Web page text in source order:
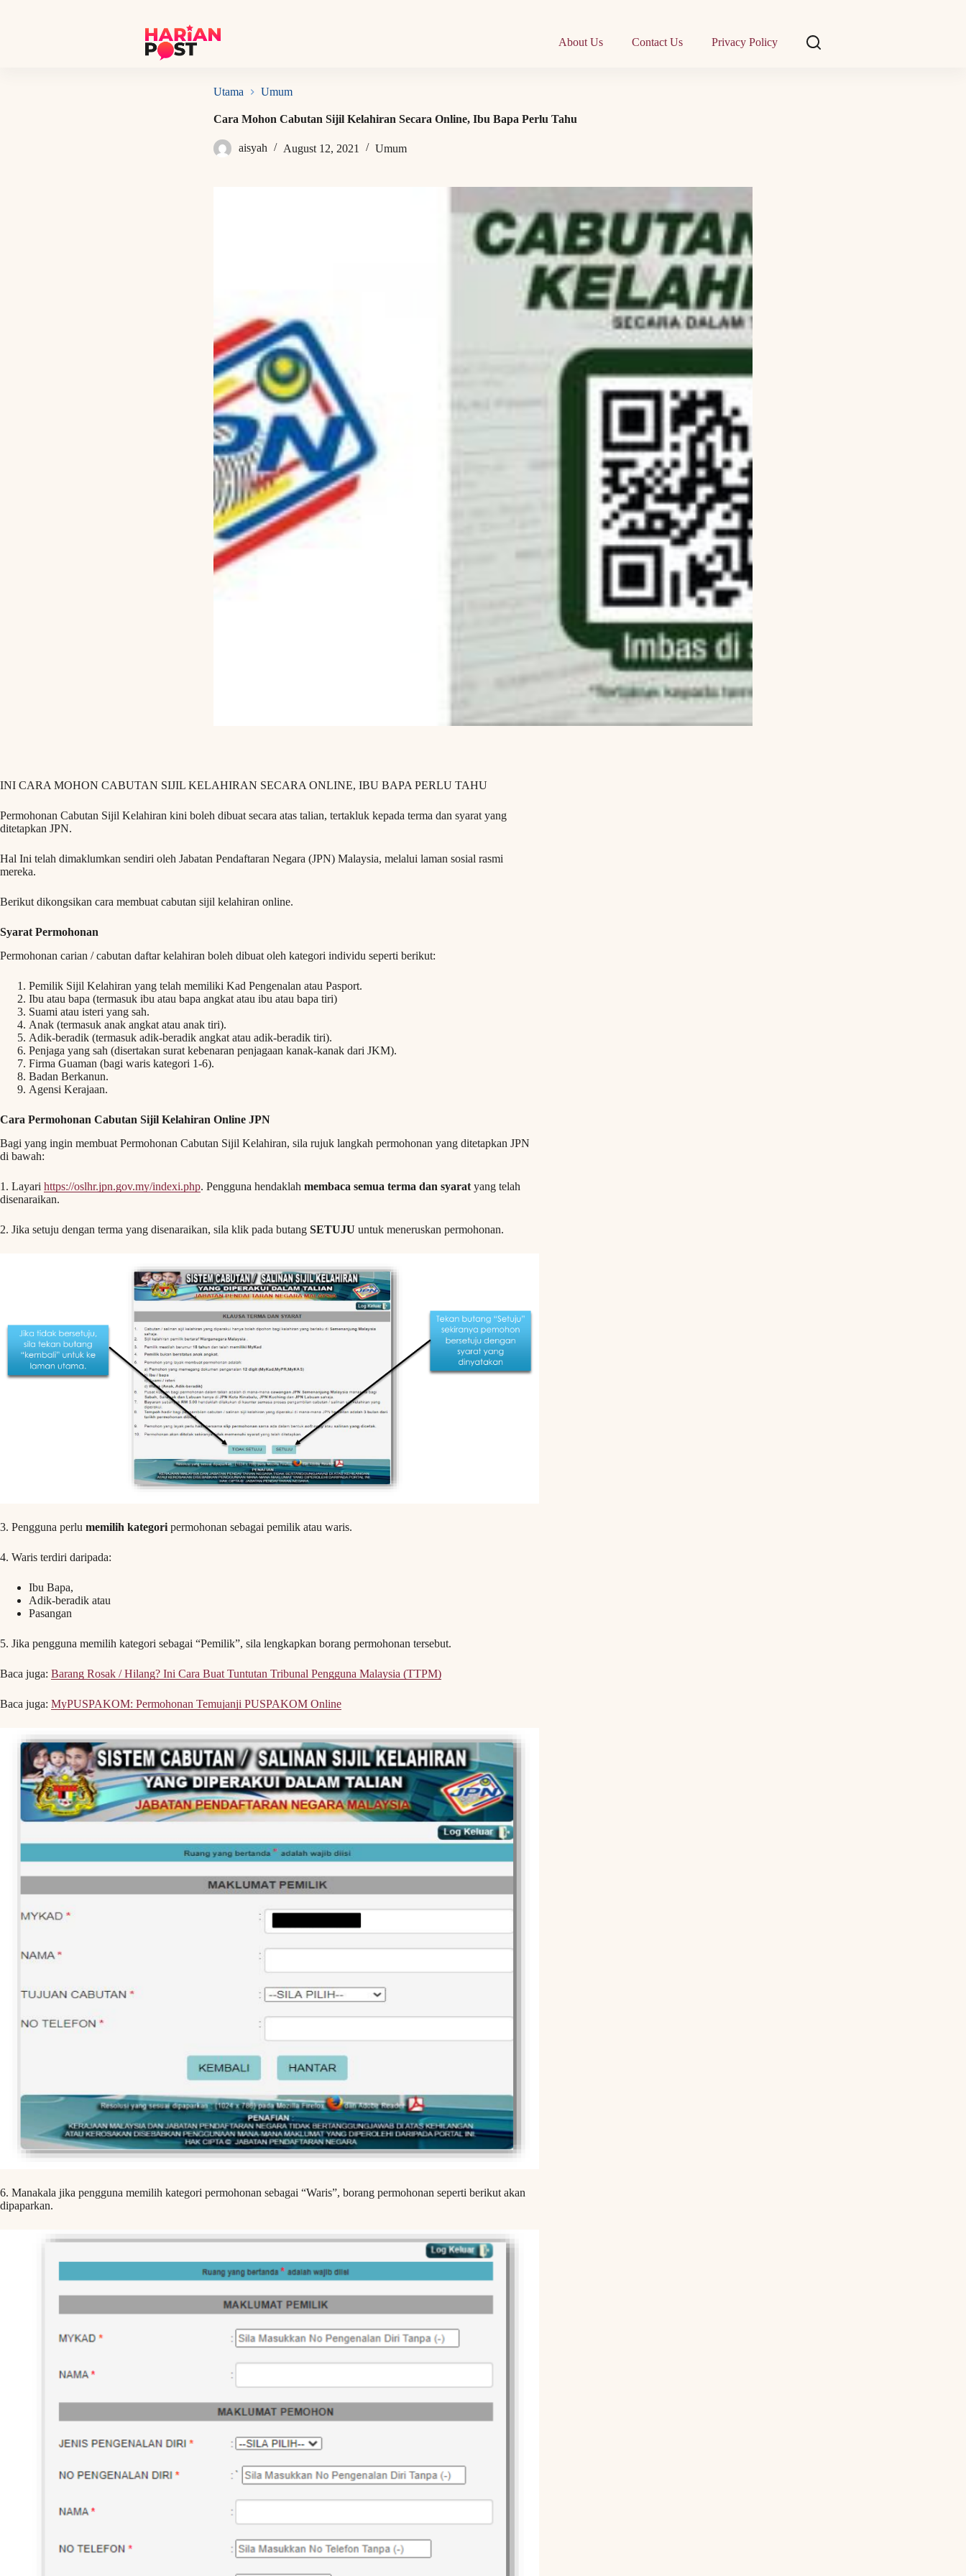
About Us Contact Us Privacy Policy
Utama Umum
Cara Mohon Cabutan Sijil Kelahiran Secara Online, Ibu Bapa Perlu Tahu
aisyah August 12, 2021 Umum
INI CARA MOHON CABUTAN SIJIL KELAHIRAN SECARA ONLINE, IBU BAPA PERLU TAHU
Permohonan Cabutan Sijil Kelahiran kini boleh dibuat secara atas talian, tertakluk kepada terma dan syarat yang
ditetapkan JPN.
Hal Ini telah dimaklumkan sendiri oleh Jabatan Pendaftaran Negara (JPN) Malaysia, melalui laman sosial rasmi
mereka.
Berikut dikongsikan cara membuat cabutan sijil kelahiran online.
Syarat Permohonan
Permohonan carian / cabutan daftar kelahiran boleh dibuat oleh kategori individu seperti berikut:
Pemilik Sijil Kelahiran yang telah memiliki Kad Pengenalan atau Pasport.
Ibu atau bapa (termasuk ibu atau bapa angkat atau ibu atau bapa tiri)
Suami atau isteri yang sah.
Anak (termasuk anak angkat atau anak tiri).
Adik-beradik (termasuk adik-beradik angkat atau adik-beradik tiri).
Penjaga yang sah (disertakan surat kebenaran penjagaan kanak-kanak dari JKM).
Firma Guaman (bagi waris kategori 1-6).
Badan Berkanun.
Agensi Kerajaan.
Cara Permohonan Cabutan Sijil Kelahiran Online JPN
Bagi yang ingin membuat Permohonan Cabutan Sijil Kelahiran, sila rujuk langkah permohonan yang ditetapkan JPN
di bawah:
1. Layari https://oslhr.jpn.gov.my/indexi.php. Pengguna hendaklah membaca semua terma dan syarat yang telah
disenaraikan.
2. Jika setuju dengan terma yang disenaraikan, sila klik pada butang SETUJU untuk meneruskan permohonan.
3. Pengguna perlu memilih kategori permohonan sebagai pemilik atau waris.
4. Waris terdiri daripada:
Ibu Bapa,
Adik-beradik atau
Pasangan
5. Jika pengguna memilih kategori sebagai “Pemilik”, sila lengkapkan borang permohonan tersebut.
Baca juga: Barang Rosak / Hilang? Ini Cara Buat Tuntutan Tribunal Pengguna Malaysia (TTPM)
Baca juga: MyPUSPAKOM: Permohonan Temujanji PUSPAKOM Online
6. Manakala jika pengguna memilih kategori permohonan sebagai “Waris”, borang permohonan seperti berikut akan
dipaparkan.